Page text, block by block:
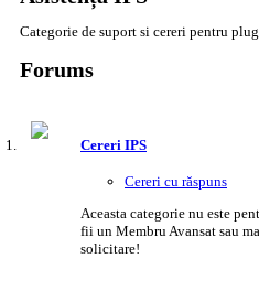
Categorie de suport si cereri pentru
Forums
Cereri IPS
Cereri cu răspuns
Aceasta categorie nu este
fii un Membru Avansat sau
solicitare!